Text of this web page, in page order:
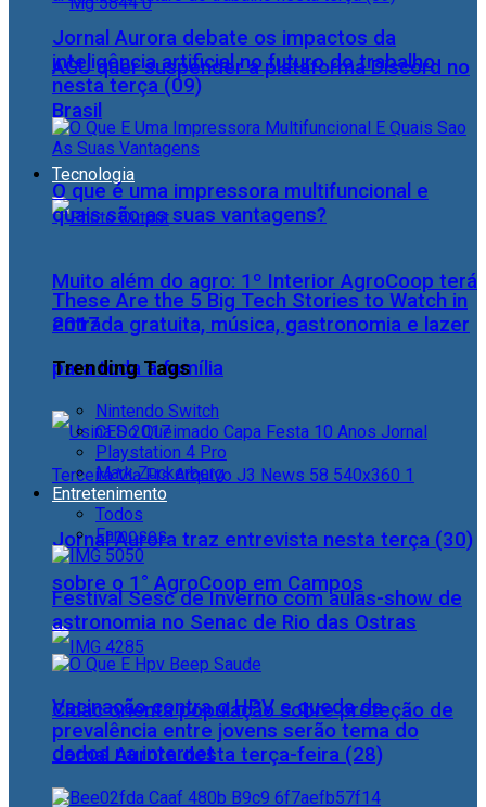
AGU quer suspender a plataforma Discord no
Brasil
Tecnologia
Muito além do agro: 1º Interior AgroCoop terá
entrada gratuita, música, gastronomia e lazer
para toda a família
Jornal Aurora traz entrevista nesta terça (30)
sobre o 1° AgroCoop em Campos
Cidac orienta população sobre proteção de
dados na internet
Jornal Aurora debate os impactos da
inteligência artificial no futuro do trabalho
nesta terça (09)
O que é uma impressora multifuncional e
quais são as suas vantagens?
These Are the 5 Big Tech Stories to Watch in
2017
Trending Tags
Nintendo Switch
CES 2017
Playstation 4 Pro
Mark Zuckerberg
Entretenimento
Todos
Famosos
Festival Sesc de Inverno com aulas-show de
astronomia no Senac de Rio das Ostras
Vacinação contra o HPV e queda da
prevalência entre jovens serão tema do
Jornal Aurora desta terça-feira (28)